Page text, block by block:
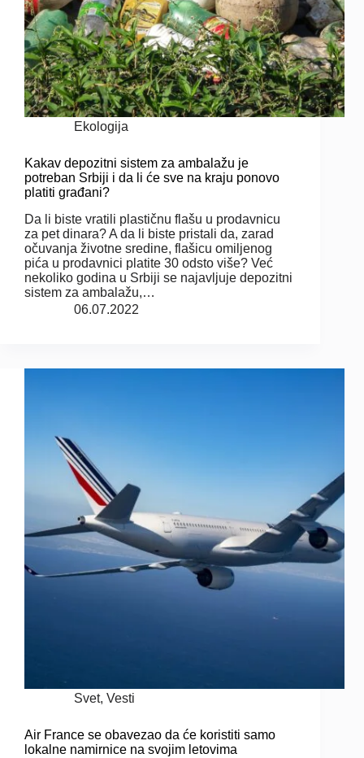
Ekologija
Kakav depozitni sistem za ambalažu je
potreban Srbiji i da li će sve na kraju ponovo
platiti građani?
Da li biste vratili plastičnu flašu u prodavnicu
za pet dinara? A da li biste pristali da, zarad
očuvanja životne sredine, flašicu omiljenog
pića u prodavnici platite 30 odsto više? Već
nekoliko godina u Srbiji se najavljuje depozitni
sistem za ambalažu,…
06.07.2022
Svet, Vesti
Air France se obavezao da će koristiti samo
lokalne namirnice na svojim letovima